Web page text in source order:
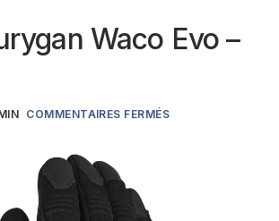
Waco Evo –
COMMENTAIRES FERMÉS